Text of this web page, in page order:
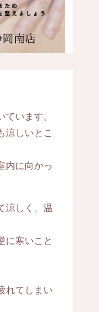
います。
涼しいとこ
内に向かっ
涼しく、温
に寒いこと
れてしまい